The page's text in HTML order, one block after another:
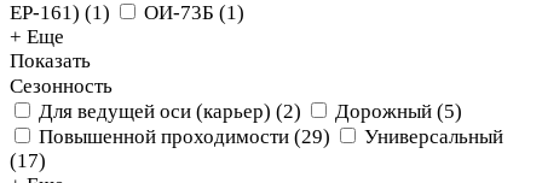
ЕР-161) (1) ОИ-73Б (1)
+ Еще
Показать
Сезонность
Для ведущей оси (карьер) (2) Дорожный (5)
Повышенной проходимости (29)
Универсальный
(17)